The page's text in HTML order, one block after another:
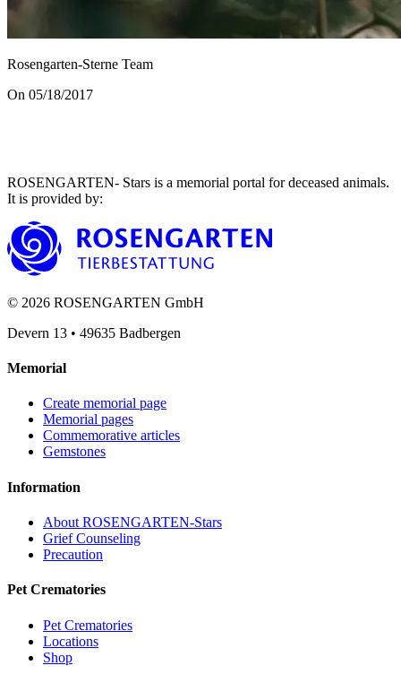
Rosengarten-Sterne Team
On 05/18/2017
ROSENGARTEN- Stars is a memorial portal for deceased animals.
It is provided by:
© 2026 ROSENGARTEN GmbH
Devern 13 • 49635 Badbergen
Memorial
Create memorial page
Memorial pages
Commemorative articles
Gemstones
Information
About ROSENGARTEN-Stars
Grief Counseling
Precaution
Pet Crematories
Pet Crematories
Locations
Shop